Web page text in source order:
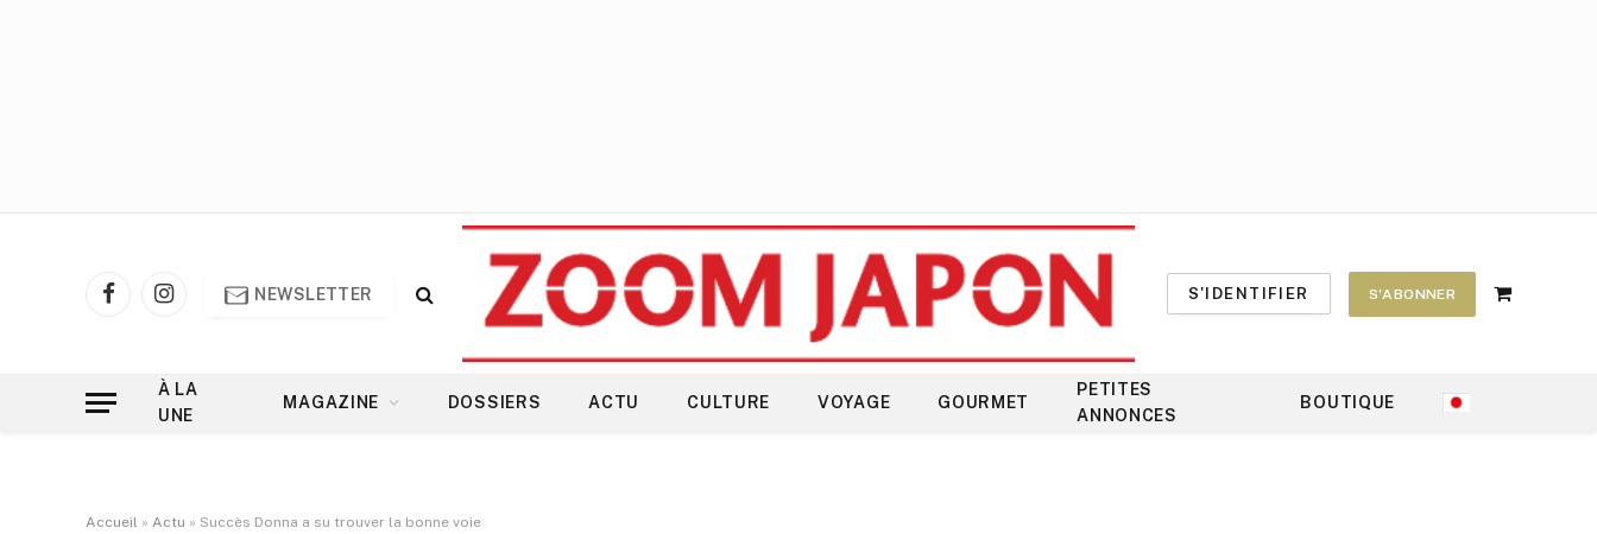
FacebookInstagram
NEWSLETTER S'IDENTIFIER S'ABONNER
Shopping
À LA
UNE
MAGAZINE DOSSIERS ACTU CULTURE VOYAGE GOURMET
PETITES
ANNONCES
BOUTIQUE
Accueil » Actu » Succès Donna a su trouver la bonne voie